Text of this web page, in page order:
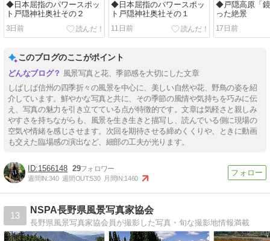
◆日本屈指のパワースポッ
ト戸隠神社奥社その２
3日前
◆日本屈指のパワースポッ
ト戸隠神社奥社その１
11日前
◆戸隠高原「
った絶景
17日前
このブログのここがポイント
風景写真と花、季節感を大切にした文章
しばしば信州の四季折々の風景を中心に、美しい自然や花、野鳥の姿を紹
介しています。鮮やかな写真と共に、その季節の風情や気持ちを巧みに伝
え、写真の魅力を引き立てている点が特徴的です。文章は気軽さと親しみ
やすさを持ちながらも、風景を生き生きと描写し、読んでいる側に現場の
空気や情緒を感じさせます。次回を期待させる締めくくりや、ときに動画
も交えた臨場感の演出など、細部の工夫が光ります。
1566148 29
週間IN:340 週間OUT:530 月間IN:1460
13
NSPA長野県風景写真家協会
長野県風景写真家協会員が撮影した写真・旬な撮影地情報満載